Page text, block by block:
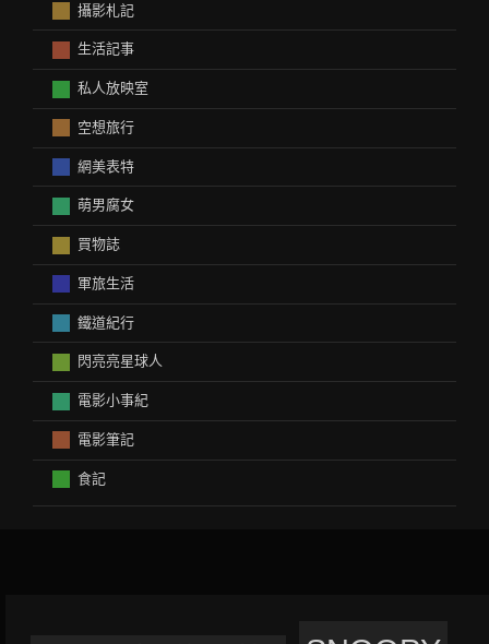
攝影札記
生活記事
私人放映室
空想旅行
網美表特
萌男腐女
買物誌
軍旅生活
鐵道紀行
閃亮亮星球人
電影小事紀
電影筆記
食記